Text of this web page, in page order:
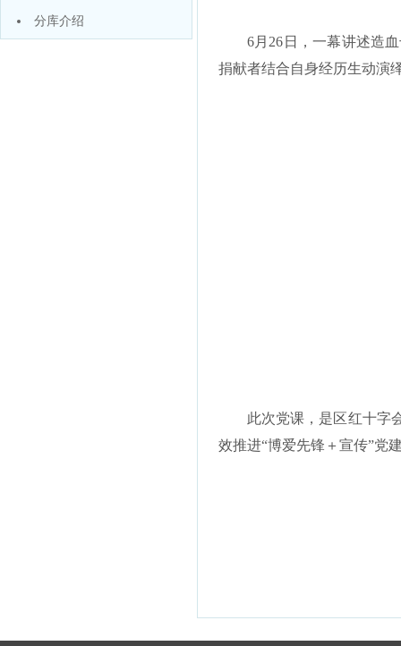
分库介绍
6月26日，一幕讲述造
捐献者结合自身经历生动演
此次党课，是区红十字
效推进“博爱先锋＋宣传”党